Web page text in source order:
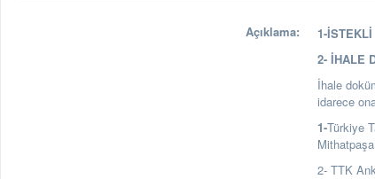
Açıklama: 1-
2- İHALE
İhale
idarece
1-Türkiye
2- TTK